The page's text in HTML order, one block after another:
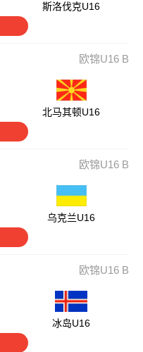
斯洛伐克U16
欧锦U16 B
北马其顿U16
欧锦U16 B
乌克兰U16
欧锦U16 B
冰岛U16